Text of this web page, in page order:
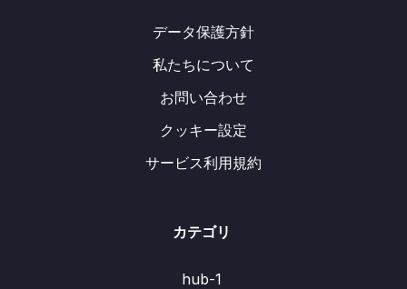
データ保護方針
私たちについて
お問い合わせ
クッキー設定
サービス利用規約
カテゴリ
hub-1